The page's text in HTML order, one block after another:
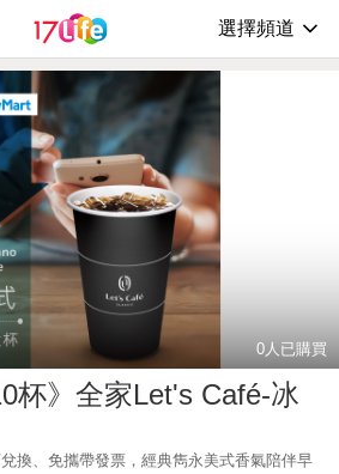
選擇頻道
0人已購買
杯》全家Let's Café-冰
換、免攜帶發票，經典雋永美式香氣陪伴早